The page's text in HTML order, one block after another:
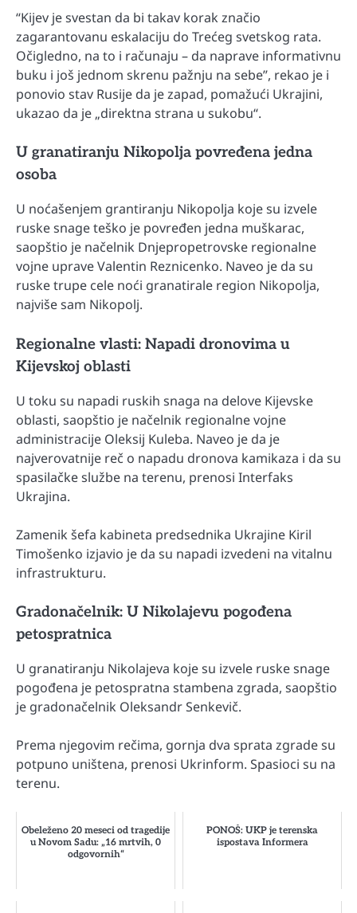
“Kijev je svestan da bi takav korak značio
zagarantovanu eskalaciju do Trećeg svetskog rata.
Očigledno, na to i računaju – da naprave informativnu
buku i još jednom skrenu pažnju na sebe”, rekao je i
ponovio stav Rusije da je zapad, pomažući Ukrajini,
ukazao da je „direktna strana u sukobu“.
U granatiranju Nikopolja povređena jedna
osoba
U noćašenjem grantiranju Nikopolja koje su izvele
ruske snage teško je povređen jedna muškarac,
saopštio je načelnik Dnjepropetrovske regionalne
vojne uprave Valentin Reznicenko. Naveo je da su
ruske trupe cele noći granatirale region Nikopolja,
najviše sam Nikopolj.
Regionalne vlasti: Napadi dronovima u
Kijevskoj oblasti
U toku su napadi ruskih snaga na delove Kijevske
oblasti, saopštio je načelnik regionalne vojne
administracije Oleksij Kuleba. Naveo je da je
najverovatnije reč o napadu dronova kamikaza i da su
spasilačke službe na terenu, prenosi Interfaks
Ukrajina.
Zamenik šefa kabineta predsednika Ukrajine Kiril
Timošenko izjavio je da su napadi izvedeni na vitalnu
infrastrukturu.
Gradonačelnik: U Nikolajevu pogođena
petospratnica
U granatiranju Nikolajeva koje su izvele ruske snage
pogođena je petospratna stambena zgrada, saopštio
je gradonačelnik Oleksandr Senkevič.
Prema njegovim rečima, gornja dva sprata zgrade su
potpuno uništena, prenosi Ukrinform. Spasioci su na
terenu.
Obeleženo 20 meseci od tragedije
u Novom Sadu: „16 mrtvih, 0
odgovornih“
PONOŠ: UKP je terenska
ispostava Informera